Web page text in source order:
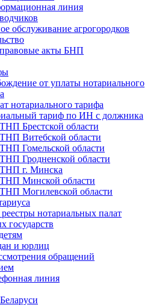
линия
обслуживание агрогородков
акты БНП
от уплаты нотариального
нотариального тарифа
тариф по ИН с должника
ТНП Брестской области
ТНП Витебской области
ТНП Гомельской области
ТНП Гродненской области
ТНП г. Минска
ТНП Минской области
ТНП Могилевской области
нотариальных палат
государств
и юрлиц
обращений
линия